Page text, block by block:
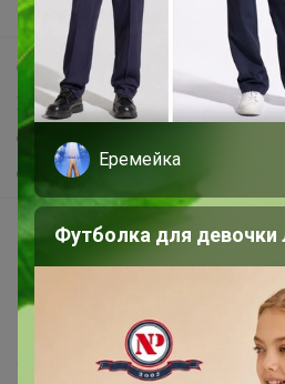
Поддержка альпак
Самое выгодное
Хиты продаж
Самое желанное
Самое быстрое
Начать зарабатывать с 24-ok
Picabox.ru - Лучшее место для
Розыгрыш - Генератор
Пульс нашего маркетплейса
Укорачиватель ссылок
Еремейка
Футболка для